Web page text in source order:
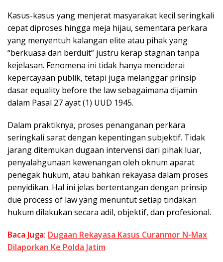
Kasus-kasus yang menjerat masyarakat kecil seringkali
cepat diproses hingga meja hijau, sementara perkara
yang menyentuh kalangan elite atau pihak yang
“berkuasa dan berduit” justru kerap stagnan tanpa
kejelasan. Fenomena ini tidak hanya menciderai
kepercayaan publik, tetapi juga melanggar prinsip
dasar equality before the law sebagaimana dijamin
dalam Pasal 27 ayat (1) UUD 1945.
Dalam praktiknya, proses penanganan perkara
seringkali sarat dengan kepentingan subjektif. Tidak
jarang ditemukan dugaan intervensi dari pihak luar,
penyalahgunaan kewenangan oleh oknum aparat
penegak hukum, atau bahkan rekayasa dalam proses
penyidikan. Hal ini jelas bertentangan dengan prinsip
due process of law yang menuntut setiap tindakan
hukum dilakukan secara adil, objektif, dan profesional.
Baca Juga: Dugaan Rekayasa Kasus Curanmor N-Max
Dilaporkan Ke Polda Jatim